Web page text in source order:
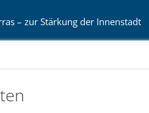
– zur Stärkung der Innenstadt